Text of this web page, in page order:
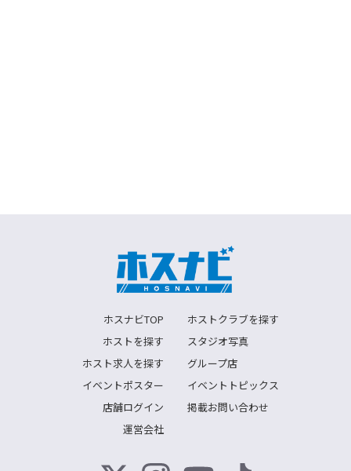
ホスナビTOP
ホストクラブを探す
ホストを探す
スタジオ写真
ホスト求人を探す
グループ店
イベントポスター
イベントトピックス
店舗ログイン
掲載お問い合わせ
運営会社